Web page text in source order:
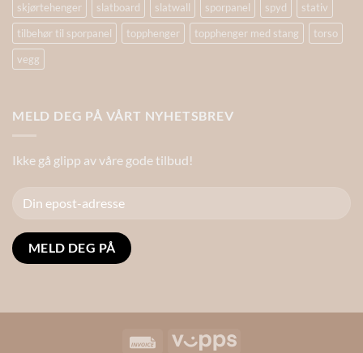
skjørtehenger
slatboard slatwall sporpanel spyd
stativ
tilbehør til sporpanel
topphenger topphenger med stang
torso
vegg
MELD DEG PÅ VÅRT NYHETSBREV
Ikke gå glipp av våre gode tilbud!
Invoice Vipps